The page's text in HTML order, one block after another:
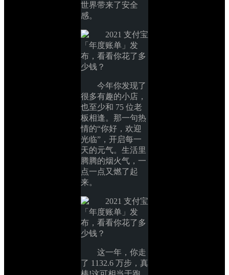
世界带来了安全
感。
今年你发现了
很多有趣的小店，
也至少和 75 位老
板相逢。那一句热
情的“你好，欢迎
光临”，开启每一
天的元气。生活里
腾腾的烟火气，一
点一点又燃了起
来。
这一年，你走
了 1132.6 万步，真